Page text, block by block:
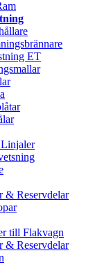
ET
& Reservdelar
till Flakvagn
& Reservdelar